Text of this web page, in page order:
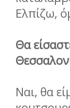
Ελπίζω,
Θα
Ναι, θα